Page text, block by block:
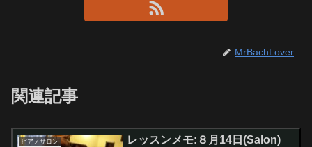
MrBachLover
関連記事
ピアノサロン レッスンメモ:８月14日(Salon)